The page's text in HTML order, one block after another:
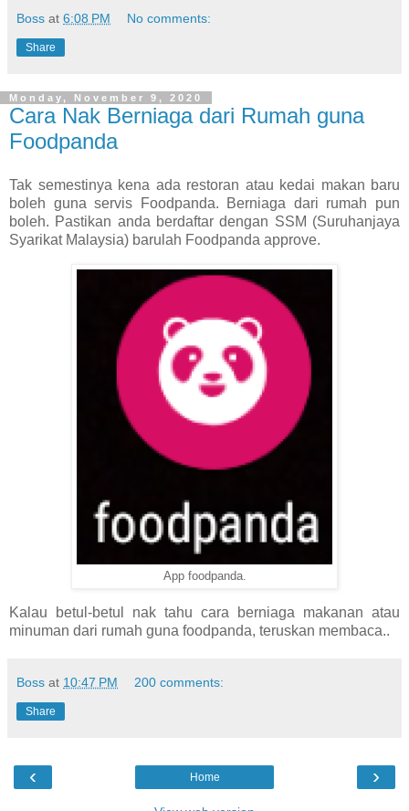
Boss at 6:08 PM No comments:
Share
Monday, November 9, 2020
Cara Nak Berniaga dari Rumah guna
Foodpanda
Tak semestinya kena ada restoran atau kedai makan baru
boleh guna servis Foodpanda. Berniaga dari rumah pun
boleh. Pastikan anda berdaftar dengan SSM (Suruhanjaya
Syarikat Malaysia) barulah Foodpanda approve.
App foodpanda.
Kalau betul-betul nak tahu cara berniaga makanan atau
minuman dari rumah guna foodpanda, teruskan membaca..
Boss at 10:47 PM 200 comments:
Share
‹ ›
Home